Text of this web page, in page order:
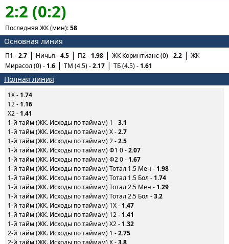
2:2 (0:2)
Последняя ЖК (мин):58
Основная линия
П1 -2.7 Ничья -4.5 П2 -1.98 ЖК Коринтианс (0) -2.2
ЖК
Мирасол (0) -1.6 ТМ (4.5) -2.17 ТБ (4.5) -1.61
Полная линия
1X - 1.74
12 - 1.16
X2 - 1.41
1-й тайм (ЖК. Исходы по таймам) 1 -3.1
1-й тайм (ЖК. Исходы по таймам) X -2.7
1-й тайм (ЖК. Исходы по таймам) 2 -2.5
1-й тайм (ЖК. Исходы по таймам) Ф1 0 -2.07
1-й тайм (ЖК. Исходы по таймам) Ф2 0 - 1.67
1-й тайм (ЖК. Исходы по таймам) Тотал 1.5 Мен - 1.98
1-й тайм (ЖК. Исходы по таймам) Тотал 1.5 Бол - 1.74
1-й тайм (ЖК. Исходы по таймам) Тотал 2.5 Мен - 1.29
1-й тайм (ЖК. Исходы по таймам) Тотал 2.5 Бол -3.2
1-й тайм (ЖК. Исходы по таймам) 1X - 1.47
1-й тайм (ЖК. Исходы по таймам) 12 - 1.41
1-й тайм (ЖК. Исходы по таймам) X2 - 1.32
2-й тайм (ЖК. Исходы по таймам) 1 -2.75
2-й тайм (ЖК. Исходы по таймам) X -3.8